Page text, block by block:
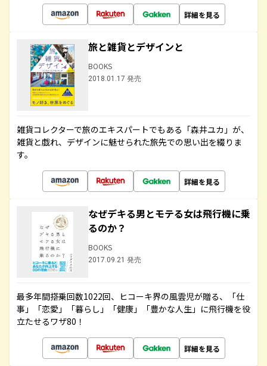
詳細を見る
旅と雑貨とデザインと
BOOKS
2018.01.17 発売
雑貨コレクターで旅のエキスパートでもある「森井ユカ」が、
雑貨と戯れ、デザインに魅せられた旅先での思い出を綴りま
す。
詳細を見る
なぜデキる男とモテる女は飛行機に乗
るのか？
BOOKS
2017.09.21 発売
最多年間搭乗回数1022回、ヒコーキ界の風雲児が贈る、「仕
事」「恋愛」「暮らし」「健康」「豊かな人生」に飛行機を役
立たせるワザ80！
詳細を見る